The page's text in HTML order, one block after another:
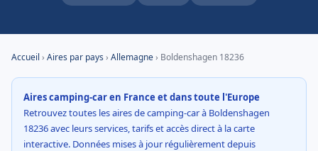
Accueil › Aires par pays› Allemagne› Boldenshagen 18236
Aires camping-car en France et dans toute l'Europe
Retrouvez toutes les aires de camping-car à Boldenshagen
18236 avec leurs services, tarifs et accès direct à la carte
interactive. Données mises à jour régulièrement depuis